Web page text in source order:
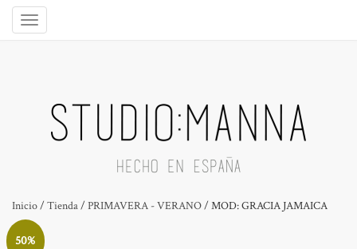
Inicio/ Tienda/ PRIMAVERA - VERANO/ MOD: GRACIA JAMAICA
50%